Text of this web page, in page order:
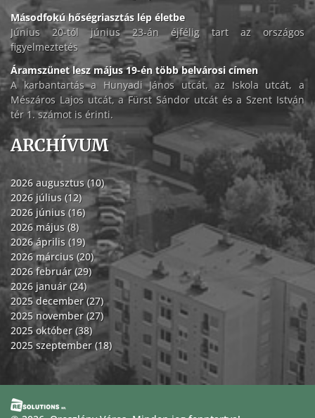
Másodfokú hőségriasztás lép életbe
Június 20-tól június 23-án éjfélig tart az országos
figyelmeztetés
Áramszünet lesz május 19-én több belvárosi címen
A karbantartás a Hunyadi János utcát, az Iskola utcát, a
Mészáros Lajos utcát, a Fürst Sándor utcát és a Szent István
tér 1. számot is érinti.
ARCHÍVUM
2026 augusztus (10)
2026 július (12)
2026 június (16)
2026 május (8)
2026 április (19)
2026 március (20)
2026 február (29)
2026 január (24)
2025 december (27)
2025 november (27)
2025 október (38)
2025 szeptember (18)